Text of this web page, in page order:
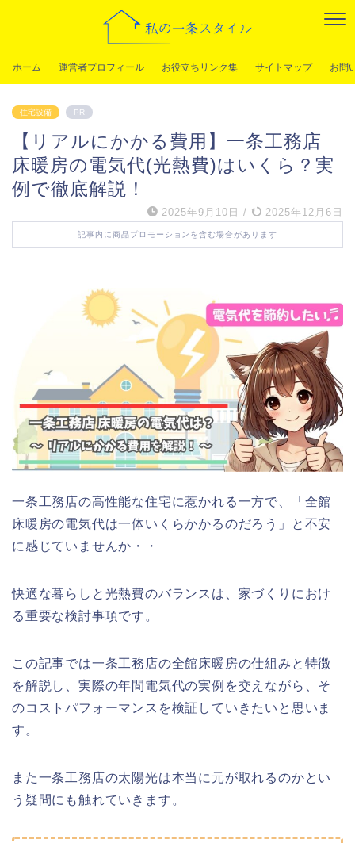
ホーム 運営者プロフィール お役立ちリンク集 サイトマップ お問
住宅設備 PR
【リアルにかかる費用】一条工務店
床暖房の電気代(光熱費)はいくら？実
例で徹底解説！
2025年9月10日 / 2025年12月6日
記事内に商品プロモーションを含む場合があります
一条工務店の高性能な住宅に惹かれる一方で、「全館
床暖房の電気代は一体いくらかかるのだろう」と不安
に感じていませんか・・
快適な暮らしと光熱費のバランスは、家づくりにおけ
る重要な検討事項です。
この記事では一条工務店の全館床暖房の仕組みと特徴
を解説し、実際の年間電気代の実例を交えながら、そ
のコストパフォーマンスを検証していきたいと思いま
す。
また一条工務店の太陽光は本当に元が取れるのかとい
う疑問にも触れていきます。